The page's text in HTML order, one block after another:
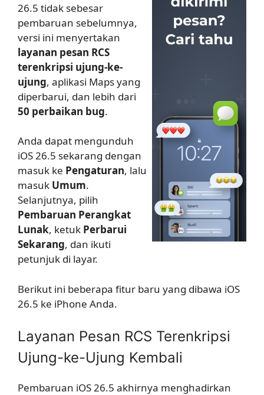
26.5 tidak sebesar
pembaruan sebelumnya,
versi ini menyertakan
layanan pesan RCS
terenkripsi ujung-ke-
ujung, aplikasi Maps yang
diperbarui, dan lebih dari
50 perbaikan bug.
Anda dapat mengunduh
iOS 26.5 sekarang dengan
masuk ke Pengaturan, lalu
masuk Umum.
Selanjutnya, pilih
Pembaruan Perangkat
Lunak, ketuk Perbarui
Sekarang, dan ikuti
petunjuk di layar.
Berikut ini beberapa fitur baru yang dibawa iOS
26.5 ke iPhone Anda.
Layanan Pesan RCS Terenkripsi
Ujung-ke-Ujung Kembali
Pembaruan iOS 26.5 akhirnya menghadirkan